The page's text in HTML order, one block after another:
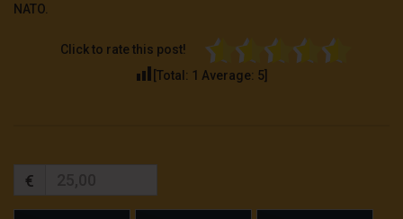
NATO.
Click to rate this post!
[Total: 1 Average: 5
€